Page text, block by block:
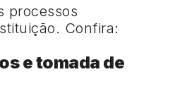
processos
Confira:
e tomada de